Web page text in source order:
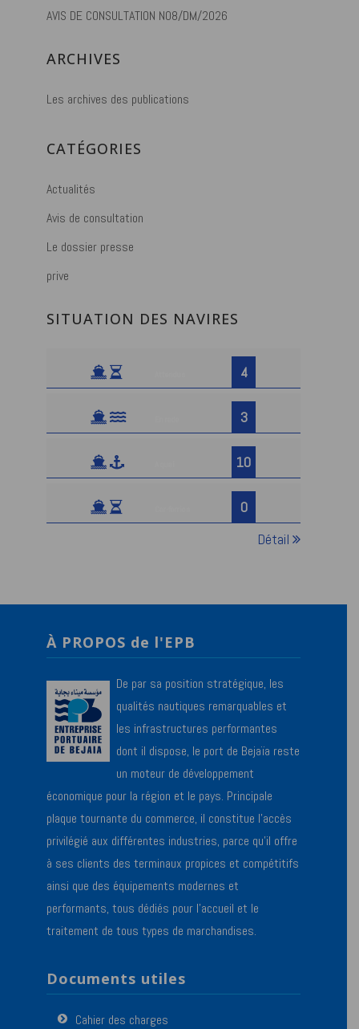
AVIS DE CONSULTATION N08/DM/2026
ARCHIVES
Les archives des publications
CATÉGORIES
Actualités
Avis de consultation
Le dossier presse
prive
SITUATION DES NAVIRES
4
3
10
0
Détail
À PROPOS de l'EPB
De par sa position stratégique, les
qualités nautiques remarquables et
les infrastructures performantes
dont il dispose, le port de Bejaïa reste
un moteur de développement
économique pour la région et le pays. Principale
plaque tournante du commerce, il constitue l’accès
privilégié aux différentes industries, parce qu’il offre
à ses clients des terminaux propices et compétitifs
ainsi que des équipements modernes et
performants, tous dédiés pour l’accueil et le
traitement de tous types de marchandises.
Documents utiles
Cahier des charges